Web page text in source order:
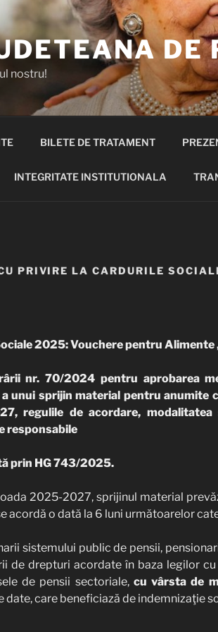
nostru!
BILETE DE TRATAMENT
INTEGRITATE INSTITUTIONALA
PRIVIRE LA CARDURILE
2025: Vouchere pentru Alimente
nr. 70/2024 pentru aprobarea
unui sprijin material pentru anumite
regulile de acordare,
responsabile
ăprin HG 743/2025.
2025-2027, sprijinul material
acordă o dată la 6 luni următoarelor
sistemului public de pensii,
de drepturi acordate în baza legilor
de pensii sectoriale, cu vârsta de
date, care beneficiază de indemnizaţie